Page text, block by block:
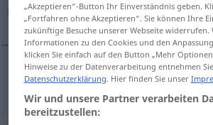
تعداد زیاد
تعدادزیاد [te'dād-
„Akzeptieren“-Button Ihr Einverständnis geben.
„Fortfahren ohne Akzeptieren“. Sie können Ihre
zukünftige Besuche unserer Webseite widerrufen.
Informationen zu den Cookies und den
klicken Sie einfach auf den Button „Mehr
Hinweise zu der Datenverarbeitung entnehmen
Datenschutzerklärung. Hier finden Sie unser
Wir und unsere Partner verarbeiten
bereitzustellen: